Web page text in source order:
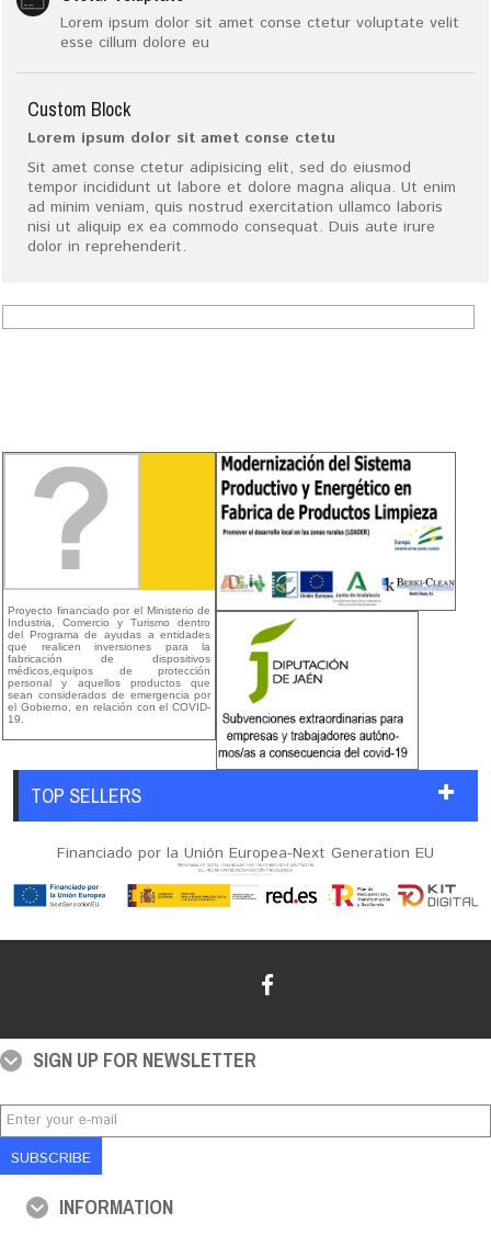
Lorem ipsum dolor sit amet conse ctetur voluptate velit
esse cillum dolore eu
Custom Block
Lorem ipsum dolor sit amet conse ctetu
Sit amet conse ctetur adipisicing elit, sed do eiusmod
tempor incididunt ut labore et dolore magna aliqua. Ut enim
ad minim veniam, quis nostrud exercitation ullamco laboris
nisi ut aliquip ex ea commodo consequat. Duis aute irure
dolor in reprehenderit.
Proyecto financiado por el Ministerio de
Industria, Comercio y Turismo dentro
del Programa de ayudas a entidades
que realicen inversiones para la
fabricación de dispositivos
médicos,equipos de protección
personal y aquellos productos que
sean considerados de emergencia por
el Gobierno, en relación con el COVID-
19.
TOP SELLERS
Financiado por la Unión Europea-Next Generation EU
SIGN UP FOR NEWSLETTER
SUBSCRIBE
INFORMATION